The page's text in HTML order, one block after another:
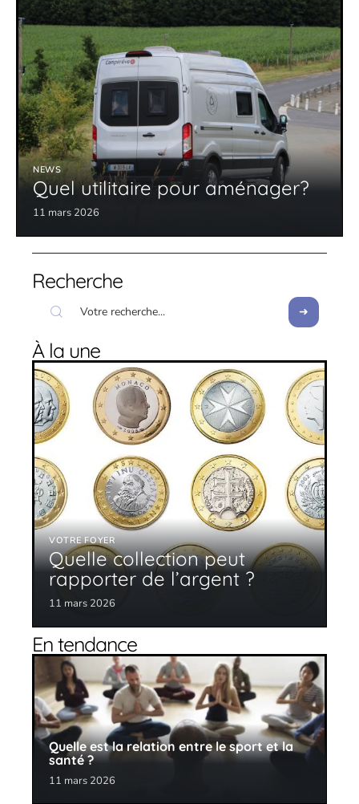
NEWS
Quel utilitaire pour aménager?
11 mars 2026
Recherche
À la une
VOTRE FOYER
Quelle collection peut
rapporter de l’argent ?
11 mars 2026
En tendance
Quelle est la relation entre le sport et la
santé ?
11 mars 2026